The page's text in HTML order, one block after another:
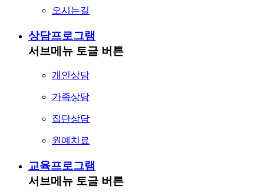
오시는길
상담프로그램
서브메뉴 토글 버튼
개인상담
가족상담
집단상담
원예치료
교육프로그램
서브메뉴 토글 버튼